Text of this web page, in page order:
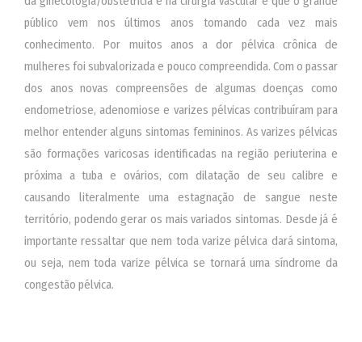
público vem nos últimos anos tomando cada vez mais
conhecimento. Por muitos anos a dor pélvica crônica de
mulheres foi subvalorizada e pouco compreendida. Com o passar
dos anos novas compreensões de algumas doenças como
endometriose, adenomiose e varizes pélvicas contribuíram para
melhor entender alguns sintomas femininos. As varizes pélvicas
são formações varicosas identificadas na região periuterina e
próxima a tuba e ovários, com dilatação de seu calibre e
causando literalmente uma estagnação de sangue neste
território, podendo gerar os mais variados sintomas. Desde já é
importante ressaltar que nem toda varize pélvica dará sintoma,
ou seja, nem toda varize pélvica se tornará uma síndrome da
congestão pélvica.